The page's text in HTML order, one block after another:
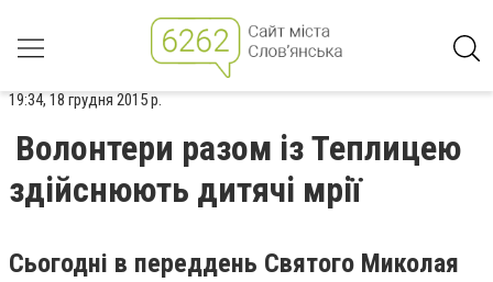
19:34, 18 грудня 2015 р.
Волонтери разом із Теплицею
здійснюють дитячі мрії
Сьогодні в переддень Святого Миколая